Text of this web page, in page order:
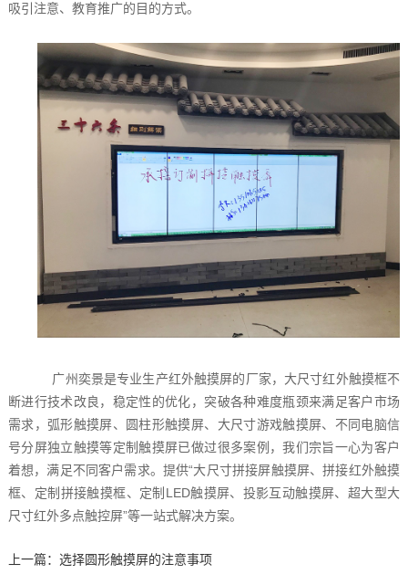
吸引注意、教育推广的目的方式。
广州奕景是专业生产红外触摸屏的厂家，大尺寸红外触摸框不
断进行技术改良，稳定性的优化，突破各种难度瓶颈来满足客户市场
需求，弧形触摸屏、圆柱形触摸屏、大尺寸游戏触摸屏、不同电脑信
号分屏独立触摸等定制触摸屏已做过很多案例，我们宗旨一心为客户
着想，满足不同客户需求。提供“大尺寸拼接屏触摸屏、拼接红外触摸
框、定制拼接触摸框、定制LED触摸屏、投影互动触摸屏、超大型大
尺寸红外多点触控屏”等一站式解决方案。
上一篇： 选择圆形触摸屏的注意事项